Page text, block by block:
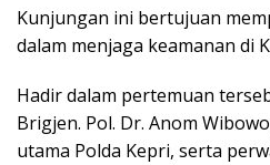
Kunjungan ini bertujuan
dalam menjaga keamanan di
Hadir dalam pertemuan
Brigjen. Pol. Dr. Anom
utama Polda Kepri, serta